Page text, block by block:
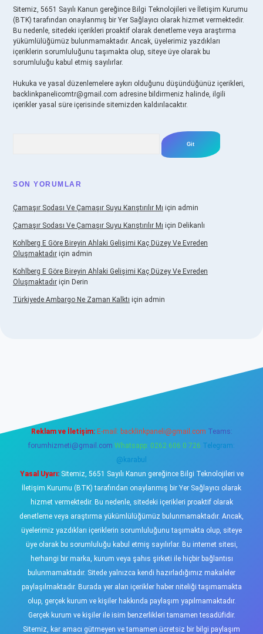
Sitemiz, 5651 Sayılı Kanun gereğince Bilgi Teknolojileri ve İletişim Kurumu
(BTK) tarafından onaylanmış bir Yer Sağlayıcı olarak hizmet vermektedir.
Bu nedenle, sitedeki içerikleri proaktif olarak denetleme veya araştırma
yükümlülüğümüz bulunmamaktadır. Ancak, üyelerimiz yazdıkları
içeriklerin sorumluluğunu taşımakta olup, siteye üye olarak bu
sorumluluğu kabul etmiş sayılırlar.
Hukuka ve yasal düzenlemelere aykırı olduğunu düşündüğünüz içerikleri,
backlinkpanelicomtr@gmail.com adresine bildirmeniz halinde, ilgili
içerikler yasal süre içerisinde sitemizden kaldırılacaktır.
SON YORUMLAR
Çamaşır Sodası Ve Çamaşır Suyu Karıştırılır Mı için admin
Çamaşır Sodası Ve Çamaşır Suyu Karıştırılır Mı için Delikanlı
Kohlberg E Göre Bireyin Ahlaki Gelişimi Kaç Düzey Ve Evreden
Oluşmaktadır için admin
Kohlberg E Göre Bireyin Ahlaki Gelişimi Kaç Düzey Ve Evreden
Oluşmaktadır için Derin
Türkiyede Ambargo Ne Zaman Kalktı için admin
Reklam ve İletişim: E-mail: backlinkpaneli@gmail.com Teams:
forumhizmeti@gmail.com Whatsapp: 0262 606 0 726 Telegram:
@karabul
Yasal Uyarı:Sitemiz, 5651 Sayılı Kanun gereğince Bilgi Teknolojileri ve
İletişim Kurumu (BTK) tarafından onaylanmış bir Yer Sağlayıcı olarak
hizmet vermektedir. Bu nedenle, sitedeki içerikleri proaktif olarak
denetleme veya araştırma yükümlülüğümüz bulunmamaktadır. Ancak,
üyelerimiz yazdıkları içeriklerin sorumluluğunu taşımakta olup, siteye
üye olarak bu sorumluluğu kabul etmiş sayılırlar. Bu internet sitesi,
herhangi bir marka, kurum veya şahıs şirketi ile hiçbir bağlantısı
bulunmamaktadır. Sitede yalnızca kendi hazırladığımız makaleler
paylaşılmaktadır. Burada yer alan içerikler haber niteliği taşımamakta
olup, gerçek kurum ve kişiler hakkında paylaşım yapılmamaktadır.
Gerçek kurum ve kişiler ile isim benzerlikleri tamamen tesadüfidir.
Sitemiz, kar amacı gütmeyen ve tamamen ücretsiz bir bilgi paylaşım